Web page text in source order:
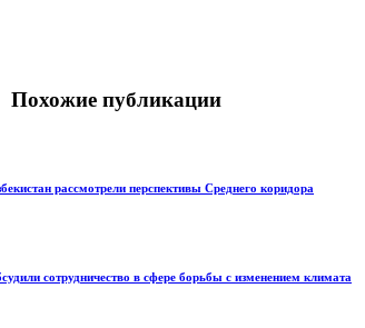
Похожие публикации
рассмотрели перспективы Среднего коридора
сотрудничество в сфере борьбы с изменением климата